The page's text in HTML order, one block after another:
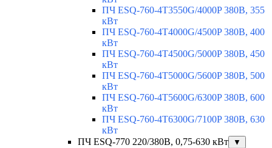
ПЧ ESQ-760-4T3550G/4000P 380В, 355
кВт
ПЧ ESQ-760-4T4000G/4500P 380В, 400
кВт
ПЧ ESQ-760-4T4500G/5000P 380В, 450
кВт
ПЧ ESQ-760-4T5000G/5600P 380В, 500
кВт
ПЧ ESQ-760-4T5600G/6300P 380В, 600
кВт
ПЧ ESQ-760-4T6300G/7100P 380В, 630
кВт
ПЧ ESQ-770 220/380В, 0,75-630 кВт
▼